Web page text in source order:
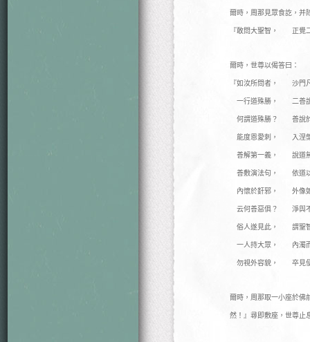
爾時，周那見眾食訖，并
『敢問大聖智， 正
爾時，世尊以偈答曰：
『如汝所問者， 沙
一行道殊勝， 二善
何謂道殊勝？ 善說
能度恩愛刺， 入涅
善解第一義， 說道
善敷演法句， 依道
內懷於姧邪， 外像
云何善惡俱？ 淨與
俗人遂見此， 謂聖
一人持大眾， 內濁
勿視外容貌， 卒見
爾時，周那取一小座於佛
然！』尋即敷座，世尊止